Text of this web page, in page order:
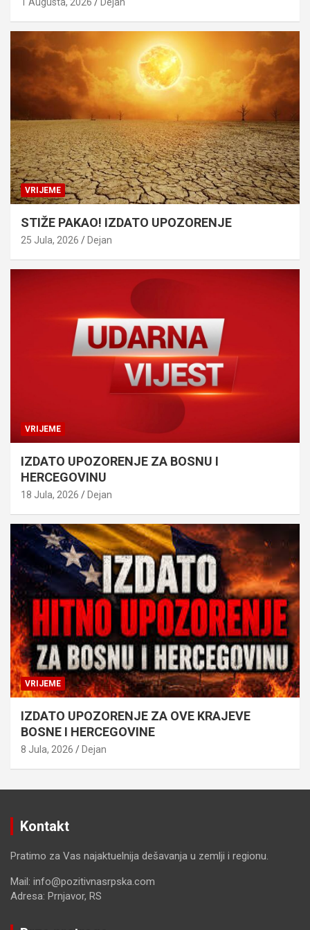
VRIJEME
STIŽE PAKAO! IZDATO UPOZORENJE
25 Jula, 2026 Dejan
VRIJEME
IZDATO UPOZORENJE ZA BOSNU I
HERCEGOVINU
18 Jula, 2026 Dejan
VRIJEME
IZDATO UPOZORENJE ZA OVE KRAJEVE
BOSNE I HERCEGOVINE
8 Jula, 2026 Dejan
Kontakt
Pratimo za Vas najaktuelnija dešavanja u zemlji i regionu.
Mail: info@pozitivnasrpska.com
Adresa: Prnjavor, RS